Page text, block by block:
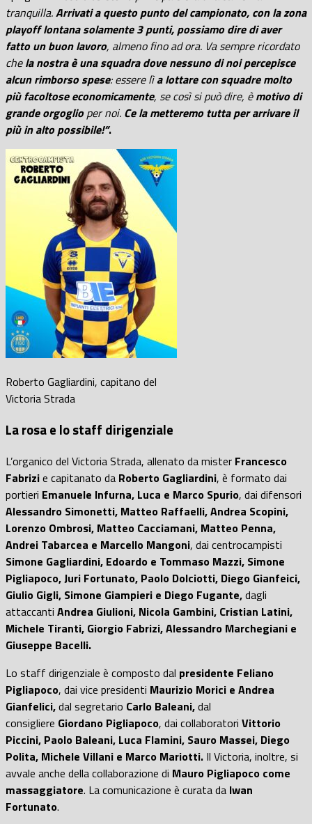
tranquilla.Arrivati a questo punto del campionato, con la zona
playoff lontana solamente 3 punti, possiamo dire di aver
fatto un buon lavoro, almeno fino ad ora. Va sempre ricordato
chela nostra è una squadra dove nessuno di noi percepisce
alcun rimborso spese: essere lìa lottare con squadre molto
più facoltose economicamente, se così si può dire, èmotivo di
grande orgoglioper noi. Ce la metteremo tutta per arrivare il
più in alto possibile!”.
Roberto Gagliardini, capitano del
Victoria Strada
La rosa e lo staff dirigenziale
L’organico del Victoria Strada, allenato da mister Francesco
Fabrizie capitanato da Roberto Gagliardini, è formato dai
portieri Emanuele Infurna, Luca e Marco Spurio, dai difensori
Alessandro Simonetti, Matteo Raffaelli, Andrea Scopini,
Lorenzo Ombrosi, Matteo Cacciamani, Matteo Penna,
Andrei Tabarcea e Marcello Mangoni, dai centrocampisti
Simone Gagliardini, Edoardo e Tommaso Mazzi, Simone
Pigliapoco, Juri Fortunato, Paolo Dolciotti, Diego Gianfeici,
Giulio Gigli, Simone Giampieri e Diego Fugante,dagli
attaccanti Andrea Giulioni, Nicola Gambini, Cristian Latini,
Michele Tiranti, Giorgio Fabrizi, Alessandro Marchegiani e
Giuseppe Bacelli.
Lo staff dirigenziale è composto dal presidente Feliano
Pigliapoco, dai vice presidenti Maurizio Morici e Andrea
Gianfelici,dal segretario Carlo Baleani,dal
consigliere Giordano Pigliapoco, dai collaboratori Vittorio
Piccini, Paolo Baleani, Luca Flamini, Sauro Massei, Diego
Polita, Michele Villani e Marco Mariotti. Il Victoria, inoltre, si
avvale anche della collaborazione di Mauro Pigliapoco come
massaggiatore. La comunicazione è curata da Iwan
Fortunato.